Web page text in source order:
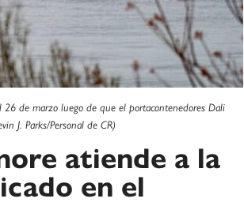
de marzo luego de que el portacontenedores Dali
J. Parks/Personal de CR)
atiende a la
en el